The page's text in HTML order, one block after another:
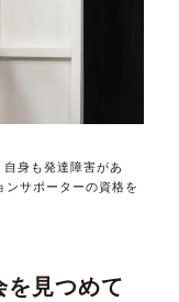
身も発達障害があ
ンサポーターの資格を
を見つめて